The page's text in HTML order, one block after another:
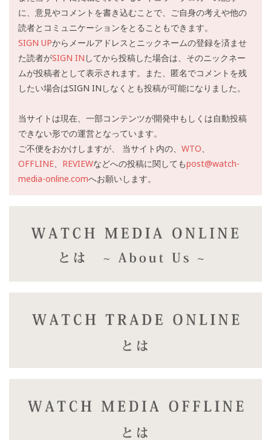
に、意見やコメントを書き込むことで、ご自身の考えや他の
読者とコミュニケーションをとることもできます。
SIGN UPからメールアドレスとニックネームの登録を済ませ
た読者がSIGN IN してから投稿した場合は、そのニックネー
ムが投稿者として表示されます。また、匿名でコメントを残
したい場合はSIGN INしなくとも投稿が可能になりました。
当サイトは現在、一部コンテンツが開発中もしくは自動投稿
できない形での運営となっています。
ご不便をおかけしますが、 当サイト内の、 WTO
OFFLINE
REVIEWなどへの投稿に関してもpost@watch-
media-online.comへお願いします。